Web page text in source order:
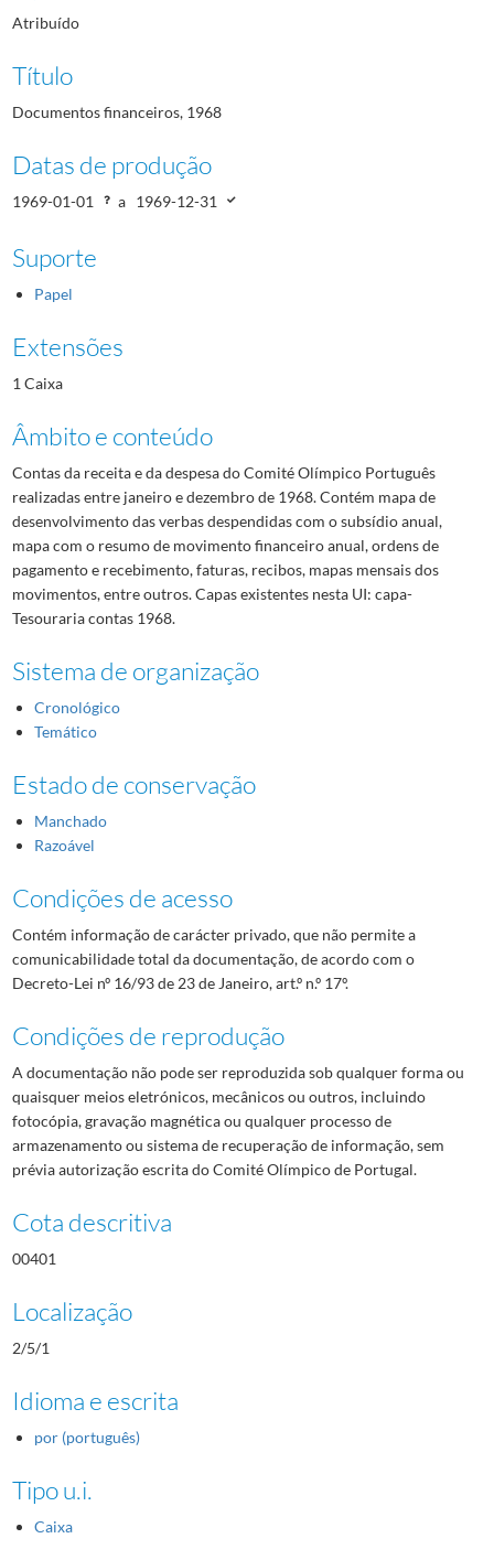
Atribuído
Título
Documentos financeiros, 1968
Datas de produção
1969-01-01 a 1969-12-31
Suporte
Papel
Extensões
1 Caixa
Âmbito e conteúdo
Contas da receita e da despesa do Comité Olímpico Português
realizadas entre janeiro e dezembro de 1968. Contém mapa de
desenvolvimento das verbas despendidas com o subsídio anual,
mapa com o resumo de movimento financeiro anual, ordens de
pagamento e recebimento, faturas, recibos, mapas mensais dos
movimentos, entre outros. Capas existentes nesta UI: capa-
Tesouraria contas 1968.
Sistema de organização
Cronológico
Temático
Estado de conservação
Manchado
Razoável
Condições de acesso
Contém informação de carácter privado, que não permite a
comunicabilidade total da documentação, de acordo com o
Decreto-Lei nº 16/93 de 23 de Janeiro, art.º n.º 17º.
Condições de reprodução
A documentação não pode ser reproduzida sob qualquer forma ou
quaisquer meios eletrónicos, mecânicos ou outros, incluindo
fotocópia, gravação magnética ou qualquer processo de
armazenamento ou sistema de recuperação de informação, sem
prévia autorização escrita do Comité Olímpico de Portugal.
Cota descritiva
00401
Localização
2/5/1
Idioma e escrita
por (português)
Tipo u.i.
Caixa